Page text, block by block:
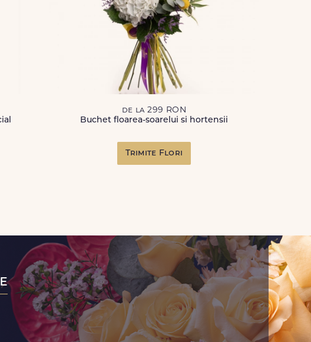
de la 299 RON
Buchet floarea-soarelui si hortensii
Trimite Flori